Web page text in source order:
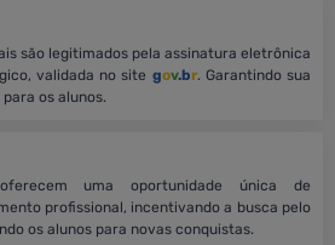
são legitimados pela assinatura eletrônica
validada no site gov.br. Garantindo sua
os alunos.
uma oportunidade única de
profissional, incentivando a busca pelo
os alunos para novas conquistas.